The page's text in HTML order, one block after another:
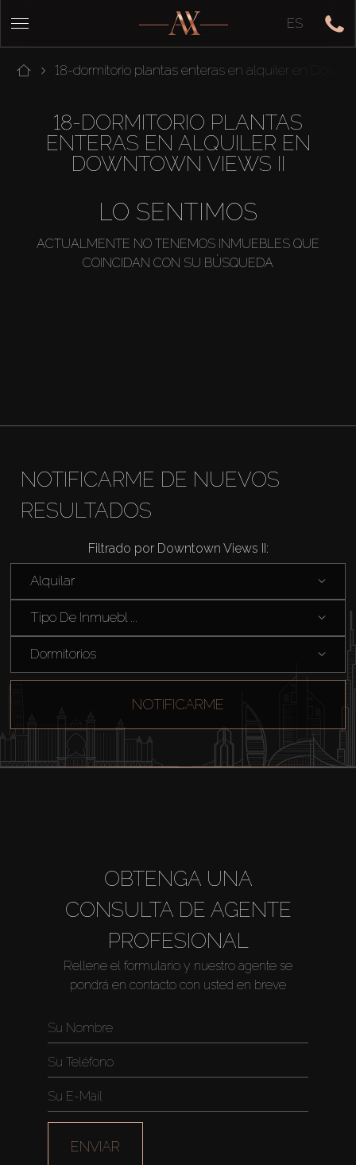
ES
18-dormitorio plantas enteras en alquiler en
18-DORMITORIO PLANTAS
ENTERAS EN ALQUILER EN
DOWNTOWN VIEWS II
LO SENTIMOS
ACTUALMENTE NO TENEMOS INMUEBLES QUE
COINCIDAN CON SU BÚSQUEDA
NOTIFICARME DE NUEVOS
RESULTADOS
Filtrado por Downtown Views II:
Alquilar
Tipo De Inmuebl ...
Dormitorios
NOTIFICARME
OBTENGA UNA
CONSULTA DE AGENTE
PROFESIONAL
Rellene el formulario y nuestro agente se
pondrá en contacto con usted en breve
ENVIAR